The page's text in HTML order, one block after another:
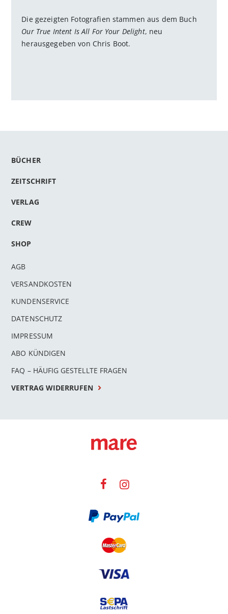
Die gezeigten Fotografien stammen aus dem Buch
Our True Intent Is All For Your Delight, neu
herausgegeben von Chris Boot.
BÜCHER
ZEITSCHRIFT
VERLAG
CREW
SHOP
AGB
VERSANDKOSTEN
KUNDENSERVICE
DATENSCHUTZ
IMPRESSUM
ABO KÜNDIGEN
FAQ – HÄUFIG GESTELLTE FRAGEN
VERTRAG WIDERRUFEN